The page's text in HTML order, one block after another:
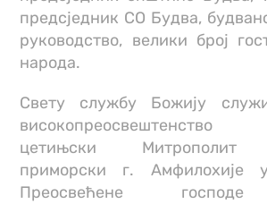
предсједник СО Будва,
руководство, велики број
народа.
Свету службу Божију
високопреосвештенство
цетињски Митрополит
приморски г. Амфилохије
Прeосвећене